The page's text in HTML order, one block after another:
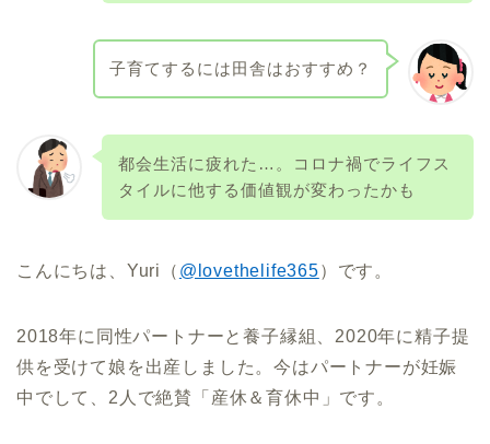
子育てするには田舎はおすすめ？
都会生活に疲れた…。コロナ禍でライフス
タイルに他する価値観が変わったかも
こんにちは、Yuri（ @lovethelife365）です。
2018年に同性パートナーと養子縁組、2020年に精子提
供を受けて娘を出産しました。今はパートナーが妊娠
中でして、2人で絶賛「産休＆育休中」です。